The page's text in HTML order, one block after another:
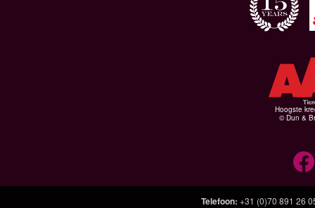
Hoogste
© Dun &
Telefoon: +31 (0)70 891 26